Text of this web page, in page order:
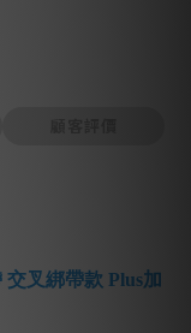
交叉綁帶款 Plus加